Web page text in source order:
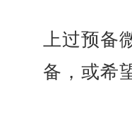
上过预
备，或希